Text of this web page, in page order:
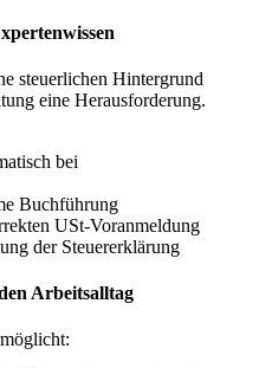
steuerlichen Hintergrund
eine Herausforderung.
bei
Buchführung
USt-Voranmeldung
der Steuererklärung
Arbeitsalltag